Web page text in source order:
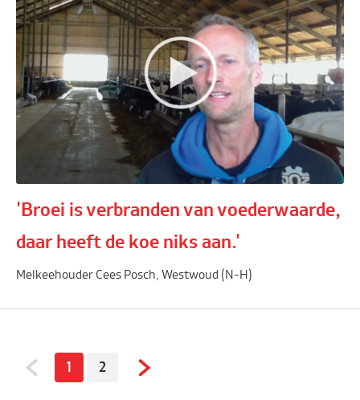
'Broei is verbranden van voederwaarde,
daar heeft de koe niks aan.'
Melkeehouder Cees Posch, Westwoud (N-H)
1 2